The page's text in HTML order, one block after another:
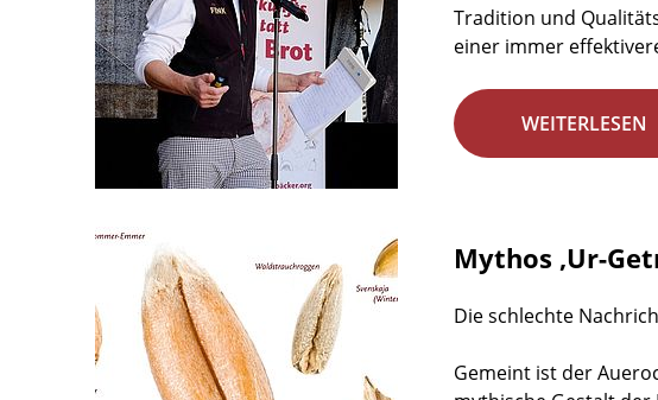
Tradition und
einer immer
WEITERLESEN
Mythos ‚Ur-
Die schlechte
Gemeint ist der